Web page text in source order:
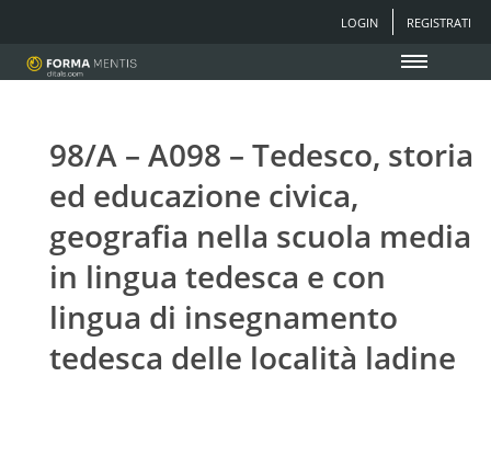
LOGIN REGISTRATI
98/A – A098 – Tedesco, storia
ed educazione civica,
geografia nella scuola media
in lingua tedesca e con
lingua di insegnamento
tedesca delle località ladine